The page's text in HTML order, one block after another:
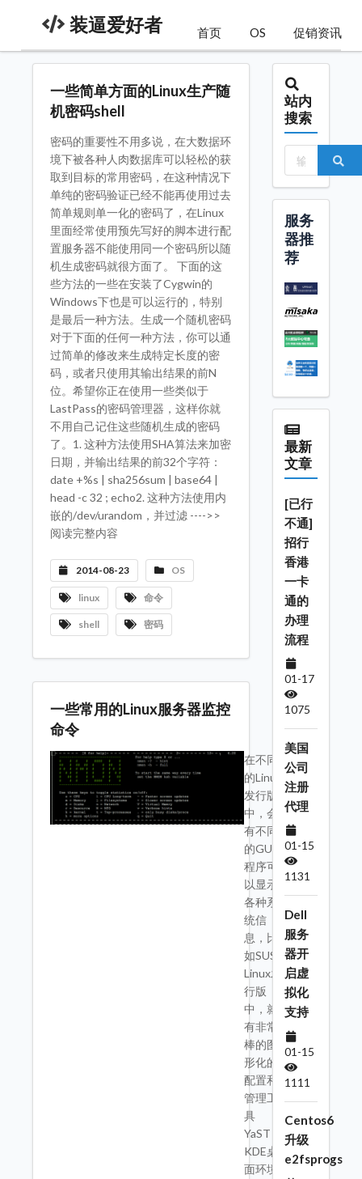
装逼爱好者 首页 OS 促销资讯
一些简单方面的Linux生产随
机密码shell
密码的重要性不用多说，在大数据环
境下被各种人肉数据库可以轻松的获
取到目标的常用密码，在这种情况下
单纯的密码验证已经不能再使用过去
简单规则单一化的密码了，在Linux
里面经常使用预先写好的脚本进行配
置服务器不能使用同一个密码所以随
机生成密码就很方面了。 下面的这
些方法的一些在安装了Cygwin的
Windows下也是可以运行的，特别
是最后一种方法。生成一个随机密码
对于下面的任何一种方法，你可以通
过简单的修改来生成特定长度的密
码，或者只使用其输出结果的前N
位。希望你正在使用一些类似于
LastPass的密码管理器，这样你就
不用自己记住这些随机生成的密码
了。1. 这种方法使用SHA算法来加密
日期，并输出结果的前32个字符：
date +%s | sha256sum | base64 |
head -c 32 ; echo2. 这种方法使用内
嵌的/dev/urandom，并过滤 ---->>
阅读完整内容
2014-08-23 OS
linux 命令
shell 密码
一些常用的Linux服务器监控
命令
在不同
的Linux
发行版
中，会
有不同
的GUI
程序可
以显示
各种系
统信
息，比
如SUSE
Linux发
行版
中，就
有非常
棒的图
形化的
配置和
管理工
具
YaST，
KDE桌
面环境
站内
搜索
服务
器推
荐
最新
文章
[已行
不通]
招行
香港
一卡
通的
办理
流程
01-17
1075
美国
公司
注册
代理
01-15
1131
Dell
服务
器开
启虚
拟化
支持
01-15
1111
Centos6
升级
e2fsprogs